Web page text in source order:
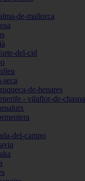
de-mallorca
del-cid
seca
de-henares
- vilaflor-de-chasna
del-campo